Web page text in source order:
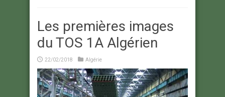
Les premières images
du TOS 1A Algérien
22/02/2018 Algérie